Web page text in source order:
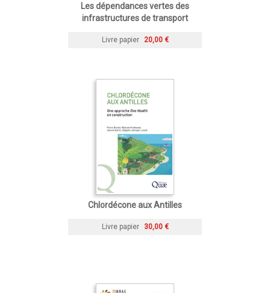
Les dépendances vertes des
infrastructures de transport
Livre papier 20,00 €
Chlordécone aux Antilles
Livre papier 30,00 €